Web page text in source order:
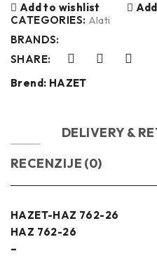
Add to wishlist
CATEGORIES: Alati
BRANDS:
SHARE:
Brend: HAZET
DELIVERY &
RECENZIJE (0)
HAZET-HAZ 762-26
HAZ 762-26
–